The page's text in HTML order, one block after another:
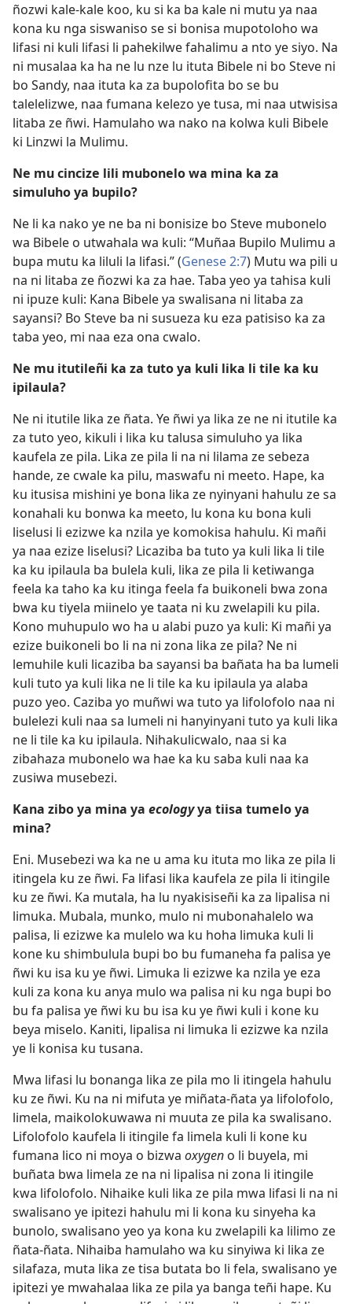
ñozwi kale-kale koo, ku si ka ba kale ni mutu ya naa
kona ku nga siswaniso se si bonisa mupotoloho wa
lifasi ni kuli lifasi li pahekilwe fahalimu a nto ye siyo. Na
ni musalaa ka ha ne lu nze lu ituta Bibele ni bo Steve ni
bo Sandy, naa ituta ka za bupolofita bo se bu
talelelizwe, naa fumana kelezo ye tusa, mi naa utwisisa
litaba ze ñwi. Hamulaho wa nako na kolwa kuli Bibele
ki Linzwi la Mulimu.
Ne mu cincize lili mubonelo wa mina ka za
simuluho ya bupilo?
Ne li ka nako ye ne ba ni bonisize bo Steve mubonelo
wa Bibele o utwahala wa kuli: “Muñaa Bupilo Mulimu a
bupa mutu ka liluli la lifasi.” (Genese 2:7) Mutu wa pili u
na ni litaba ze ñozwi ka za hae. Taba yeo ya tahisa kuli
ni ipuze kuli: Kana Bibele ya swalisana ni litaba za
sayansi? Bo Steve ba ni susueza ku eza patisiso ka za
taba yeo, mi naa eza ona cwalo.
Ne mu itutileñi ka za tuto ya kuli lika li tile ka ku
ipilaula?
Ne ni itutile lika ze ñata. Ye ñwi ya lika ze ne ni itutile ka
za tuto yeo, kikuli i lika ku talusa simuluho ya lika
kaufela ze pila. Lika ze pila li na ni lilama ze sebeza
hande, ze cwale ka pilu, maswafu ni meeto. Hape, ka
ku itusisa mishini ye bona lika ze nyinyani hahulu ze sa
konahali ku bonwa ka meeto, lu kona ku bona kuli
liselusi li ezizwe ka nzila ye komokisa hahulu. Ki mañi
ya naa ezize liselusi? Licaziba ba tuto ya kuli lika li tile
ka ku ipilaula ba bulela kuli, lika ze pila li ketiwanga
feela ka taho ka ku itinga feela fa buikoneli bwa zona
bwa ku tiyela miinelo ye taata ni ku zwelapili ku pila.
Kono muhupulo wo ha u alabi puzo ya kuli: Ki mañi ya
ezize buikoneli bo li na ni zona lika ze pila? Ne ni
lemuhile kuli licaziba ba sayansi ba bañata ha ba lumeli
kuli tuto ya kuli lika ne li tile ka ku ipilaula ya alaba
puzo yeo. Caziba yo muñwi wa tuto ya lifolofolo naa ni
bulelezi kuli naa sa lumeli ni hanyinyani tuto ya kuli lika
ne li tile ka ku ipilaula. Nihakulicwalo, naa si ka
zibahaza mubonelo wa hae ka ku saba kuli naa ka
zusiwa musebezi.
Kana zibo ya mina ya ecologyya tiisa tumelo ya
mina?
Eni. Musebezi wa ka ne u ama ku ituta mo lika ze pila li
itingela ku ze ñwi. Fa lifasi lika kaufela ze pila li itingile
ku ze ñwi. Ka mutala, ha lu nyakisiseñi ka za lipalisa ni
limuka. Mubala, munko, mulo ni mubonahalelo wa
palisa, li ezizwe ka mulelo wa ku hoha limuka kuli li
kone ku shimbulula bupi bo bu fumaneha fa palisa ye
ñwi ku isa ku ye ñwi. Limuka li ezizwe ka nzila ye eza
kuli za kona ku anya mulo wa palisa ni ku nga bupi bo
bu fa palisa ye ñwi ku bu isa ku ye ñwi kuli i kone ku
beya miselo. Kaniti, lipalisa ni limuka li ezizwe ka nzila
ye li konisa ku tusana.
Mwa lifasi lu bonanga lika ze pila mo li itingela hahulu
ku ze ñwi. Ku na ni mifuta ye miñata-ñata ya lifolofolo,
limela, maikolokuwawa ni muuta ze pila ka swalisano.
Lifolofolo kaufela li itingile fa limela kuli li kone ku
fumana lico ni moya o bizwa oxygen o li buyela, mi
buñata bwa limela ze na ni lipalisa ni zona li itingile
kwa lifolofolo. Nihaike kuli lika ze pila mwa lifasi li na ni
swalisano ye ipitezi hahulu mi li kona ku sinyeha ka
bunolo, swalisano yeo ya kona ku zwelapili ka lilimo ze
ñata-ñata. Nihaiba hamulaho wa ku sinyiwa ki lika ze
silafaza, muta lika ze tisa butata bo li fela, swalisano ye
ipitezi ye mwahalaa lika ze pila ya banga teñi hape. Ku